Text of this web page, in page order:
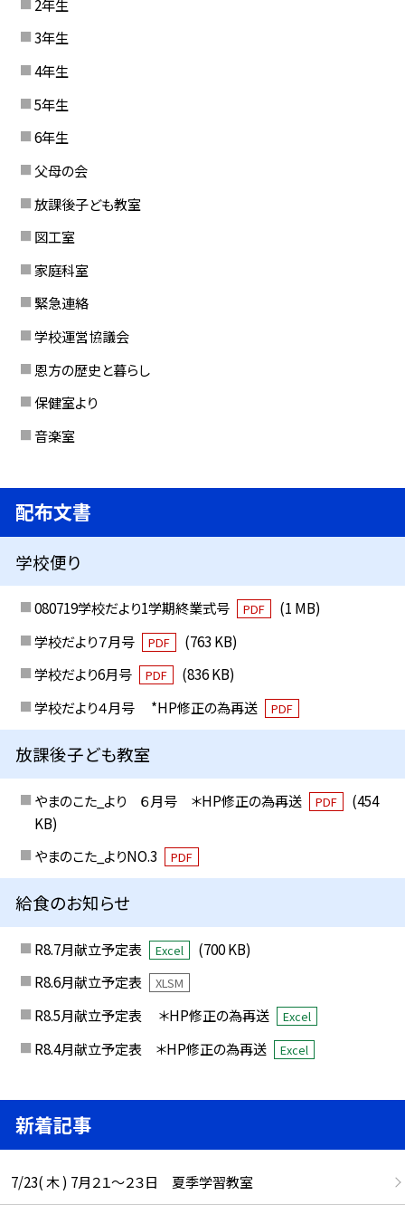
2年生
3年生
4年生
5年生
6年生
父母の会
放課後子ども教室
図工室
家庭科室
緊急連絡
学校運営協議会
恩方の歴史と暮らし
保健室より
音楽室
配布文書
学校便り
080719学校だより1学期終業式号 PDF
(1 MB)
学校だより７月号
PDF
(763 KB)
学校だより6月号
PDF
(836 KB)
学校だより４月号 *HP修正の為再送
PDF
放課後子ども教室
やまのこた_より ６月号 ＊HP修正の為再送 PDF
(454
KB)
やまのこた_よりNO.3
PDF
給食のお知らせ
R8.7月献立予定表 Excel
(700 KB)
R8.6月献立予定表
XLSM
R8.5月献立予定表 ＊HP修正の為再送 Excel
R8.4月献立予定表 ＊HP修正の為再送 Excel
新着記事
7/23( 木 ) 7月２１～２３日 夏季学習教室